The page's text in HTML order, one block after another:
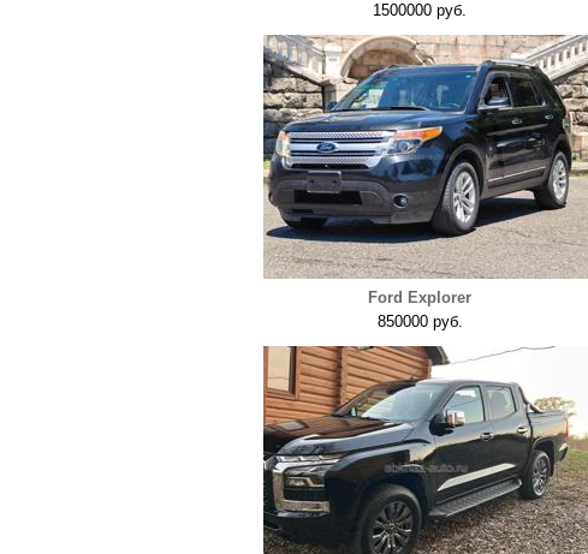
1500000 руб.
Ford Explorer
850000 руб.